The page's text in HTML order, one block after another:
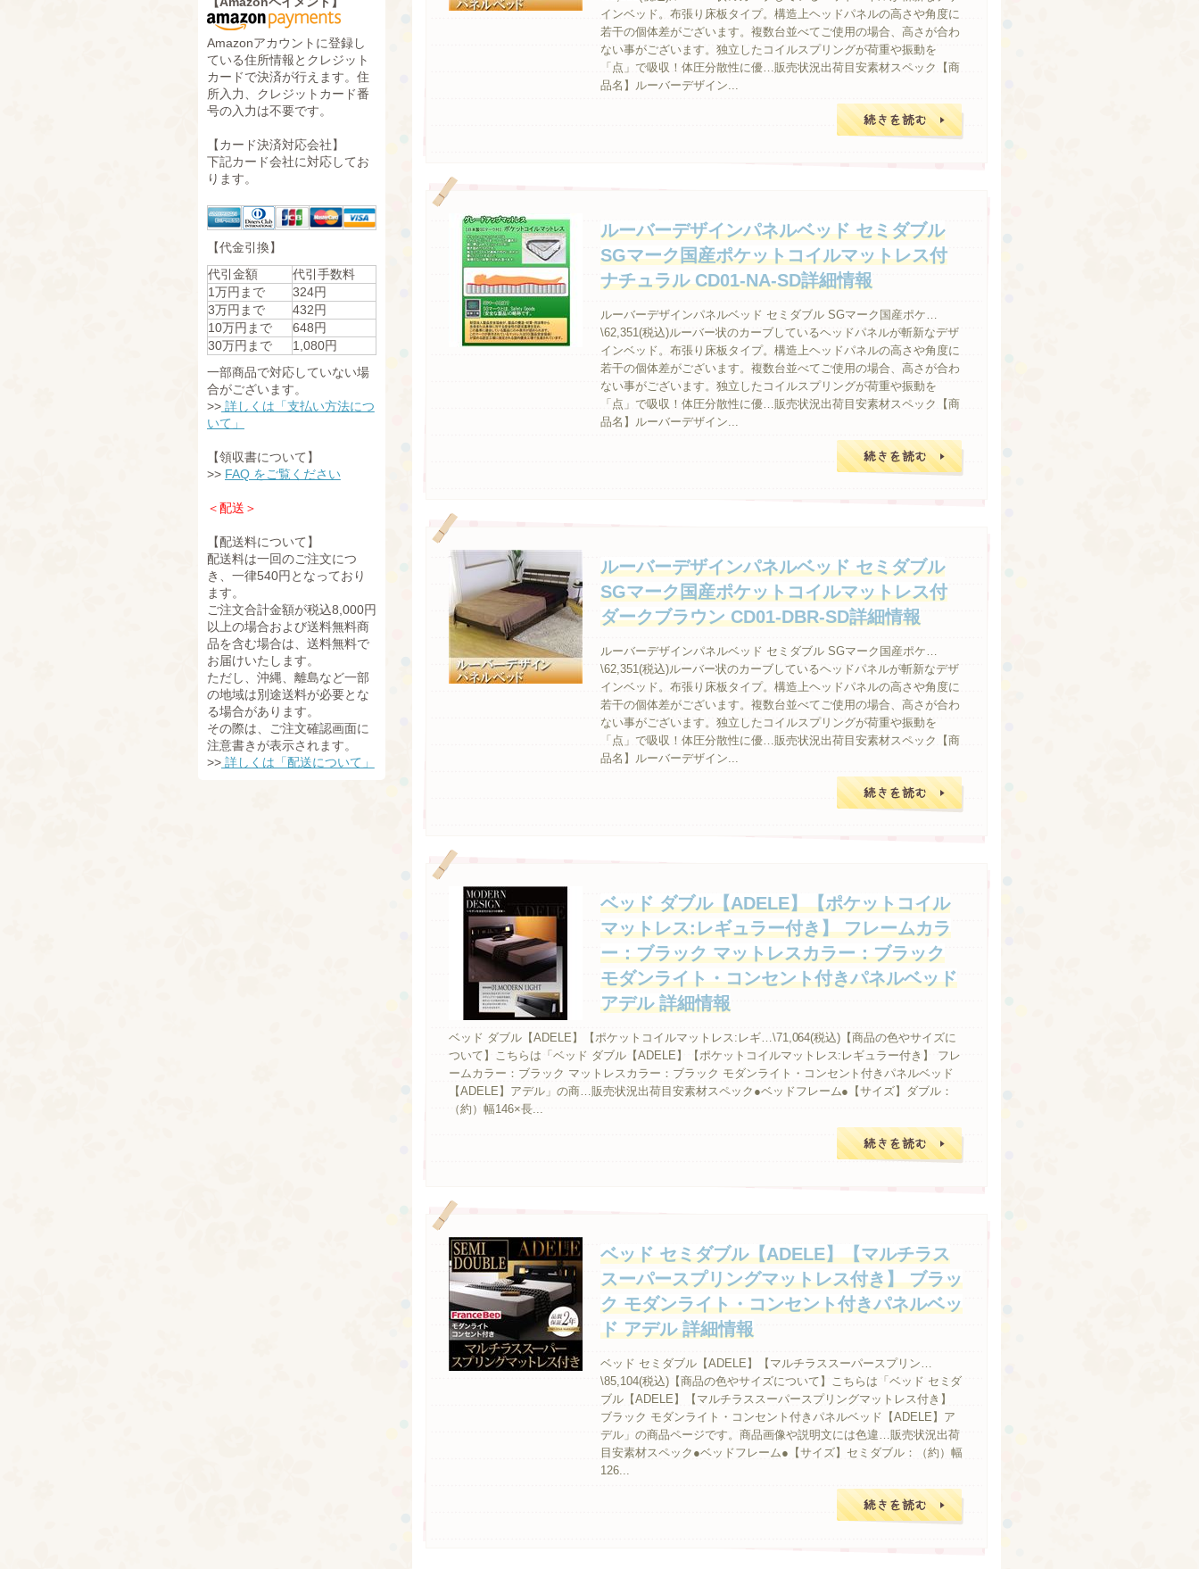
インベッド。布張り床板タイプ。構造上ヘッドパネルの高さや角度に
若干の個体差がございます。複数台並べてご使用の場合、高さが合わ
ない事がございます。独立したコイルスプリングが荷重や振動を
「点」で吸収！体圧分散性に優…販売状況出荷目安素材スペック【商
品名】ルーバーデザイン...
ルーバーデザインパネルベッド セミダブル
SGマーク国産ポケットコイルマットレス付
ナチュラル CD01-NA-SD詳細情報
ルーバーデザインパネルベッド セミダブル SGマーク国産ポケ…
\62,351(税込)ルーバー状のカーブしているヘッドパネルが斬新なデザ
インベッド。布張り床板タイプ。構造上ヘッドパネルの高さや角度に
若干の個体差がございます。複数台並べてご使用の場合、高さが合わ
ない事がございます。独立したコイルスプリングが荷重や振動を
「点」で吸収！体圧分散性に優…販売状況出荷目安素材スペック【商
品名】ルーバーデザイン...
ルーバーデザインパネルベッド セミダブル
SGマーク国産ポケットコイルマットレス付
ダークブラウン CD01-DBR-SD詳細情報
ルーバーデザインパネルベッド セミダブル SGマーク国産ポケ…
\62,351(税込)ルーバー状のカーブしているヘッドパネルが斬新なデザ
インベッド。布張り床板タイプ。構造上ヘッドパネルの高さや角度に
若干の個体差がございます。複数台並べてご使用の場合、高さが合わ
ない事がございます。独立したコイルスプリングが荷重や振動を
「点」で吸収！体圧分散性に優…販売状況出荷目安素材スペック【商
品名】ルーバーデザイン...
ベッド ダブル【ADELE】【ポケットコイル
マットレス:レギュラー付き】 フレームカラ
ー：ブラック マットレスカラー：ブラック
モダンライト・コンセント付きパネルベッド
アデル 詳細情報
ベッド ダブル【ADELE】【ポケットコイルマットレス:レギ…\71,064(税込)【商品の色やサイズに
ついて】こちらは「ベッド ダブル【ADELE】【ポケットコイルマットレス:レギュラー付き】 フレ
ームカラー：ブラック マットレスカラー：ブラック モダンライト・コンセント付きパネルベッド
【ADELE】アデル」の商…販売状況出荷目安素材スペック●ベッドフレーム●【サイズ】ダブル：
（約）幅146×長...
ベッド セミダブル【ADELE】【マルチラス
スーパースプリングマットレス付き】 ブラッ
ク モダンライト・コンセント付きパネルベッ
ド アデル 詳細情報
ベッド セミダブル【ADELE】【マルチラススーパースプリン…
\85,104(税込)【商品の色やサイズについて】こちらは「ベッド セミダ
ブル【ADELE】【マルチラススーパースプリングマットレス付き】
ブラック モダンライト・コンセント付きパネルベッド【ADELE】ア
デル」の商品ページです。商品画像や説明文には色違…販売状況出荷
目安素材スペック●ベッドフレーム●【サイズ】セミダブル：（約）幅
126...
Amazonアカウントに登録し
ている住所情報とクレジット
カードで決済が行えます。住
所入力、クレジットカード番
号の入力は不要です。
【カード決済対応会社】
下記カード会社に対応してお
ります。
【代金引換】
代引金額
代引手数料
1万円まで
324円
3万円まで
432円
10万円まで
648円
30万円まで
1,080円
一部商品で対応していない場
合がございます。
>>詳しくは「支払い方法につ
いて」
【領収書について】
>> FAQ をご覧ください
＜配送＞
【配送料について】
配送料は一回のご注文につ
き、一律540円となっており
ます。
ご注文合計金額が税込8,000円
以上の場合および送料無料商
品を含む場合は、送料無料で
お届けいたします。
ただし、沖縄、離島など一部
の地域は別途送料が必要とな
る場合があります。
その際は、ご注文確認画面に
注意書きが表示されます。
>>詳しくは「配送について」